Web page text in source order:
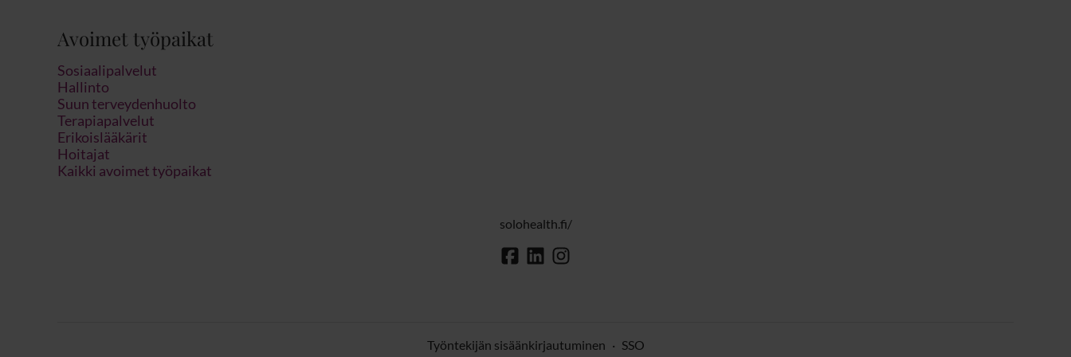
Avoimet työpaikat
Sosiaalipalvelut
Hallinto
Suun terveydenhuolto
Terapiapalvelut
Erikoislääkärit
Hoitajat
Kaikki avoimet työpaikat
solohealth.fi/
Työntekijän sisäänkirjautuminen · SSO